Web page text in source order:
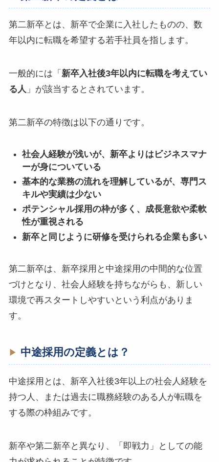
第二新卒とは、新卒で企業に入社したものの、数
年以内に転職を希望する若手社員を指します。
一般的には「 新卒入社後3年以内に転職を考えてい
る人 」が該当するとされています。
第二新卒の特徴は以下の通りです。
社会人経験が浅いが、新卒よりはビジネスマナ
ーが身についている
基本的な業務の流れを理解しているが、専門ス
キルや実績は少ない
ポテンシャル採用の枠が多く、成長意欲や柔軟
性が重視される
新卒と同じように研修を受けられる企業も多い
第二新卒は、新卒採用と中途採用の中間的な位置
づけとなり、社会人経験を持ちながらも、新しい
環境で再スタートしやすいという利点がありま
す。
中途採用の定義とは？
中途採用とは、新卒入社後3年以上の社会人経験を
持つ人、または過去に職務経験のある人が転職を
する際の枠組みです。
新卒や第二新卒と異なり、「即戦力」としての能